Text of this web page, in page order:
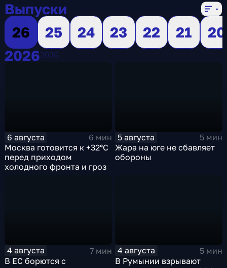
Выпуски
26
25 24 23 22 21
20
20262026
6 августа
6 мин
Москва готовится к +32°C
перед приходом
холодного фронта и гроз
5 августа
5 мин
Жара на юге не сбавляет
обороны
4 августа
7 мин
В ЕС борются с
4 августа
5 мин
В Румынии взрывают